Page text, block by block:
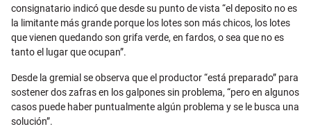
consignatario indicó que desde su punto de vista “el deposito no es
la limitante más grande porque los lotes son más chicos, los lotes
que vienen quedando son grifa verde, en fardos, o sea que no es
tanto el lugar que ocupan”.
Desde la gremial se observa que el productor “está preparado” para
sostener dos zafras en los galpones sin problema, “pero en algunos
casos puede haber puntualmente algún problema y se le busca una
solución”.